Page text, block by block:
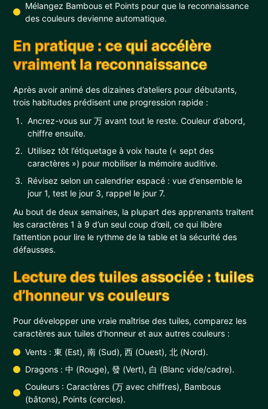
Mélangez Bambous et Points pour que la reconnaissance
des couleurs devienne automatique.
En pratique : ce qui accélère
vraiment la reconnaissance
Après avoir animé des dizaines d’ateliers pour débutants,
trois habitudes prédisent une progression rapide :
Ancrez-vous sur 万 avant tout le reste. Couleur d’abord,
chiffre ensuite.
Utilisez tôt l’étiquetage à voix haute (« sept des
caractères ») pour mobiliser la mémoire auditive.
Révisez selon un calendrier espacé : vue d’ensemble le
jour 1, test le jour 3, rappel le jour 7.
Au bout de deux semaines, la plupart des apprenants traitent
les caractères 1 à 9 d’un seul coup d’œil, ce qui libère
l’attention pour lire le rythme de la table et la sécurité des
défausses.
Lecture des tuiles associée : tuiles
d’honneur vs couleurs
Pour développer une vraie maîtrise des tuiles, comparez les
caractères aux tuiles d’honneur et aux autres couleurs :
Vents : 東 (Est), 南 (Sud), 西 (Ouest), 北 (Nord).
Dragons : 中 (Rouge), 發 (Vert), 白 (Blanc vide/cadre).
Couleurs : Caractères (万 avec chiffres), Bambous
(bâtons), Points (cercles).